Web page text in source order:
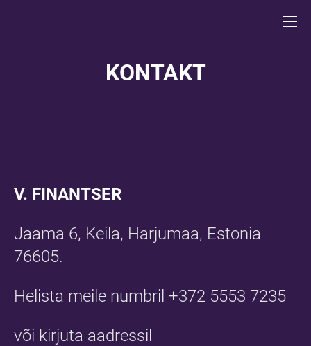
KONTAKT
V. FINANTSER
Jaama 6, Keila, Harjumaa, Estonia
76605.
Helista meile numbril +372 5553 7235
või kirjuta aadressil